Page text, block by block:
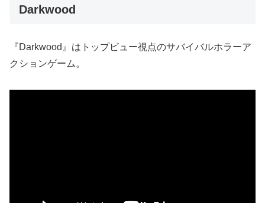
Darkwood
『Darkwood』はトップビュー視点のサバイバルホラーア
クションゲーム。